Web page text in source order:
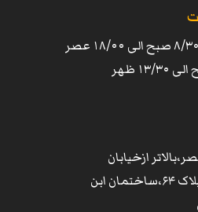
ازخیابان
ظفر،خیابان ناصری پلاک ۶۴،ساختمان ابن